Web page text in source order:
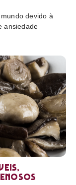
devido à
ansiedade